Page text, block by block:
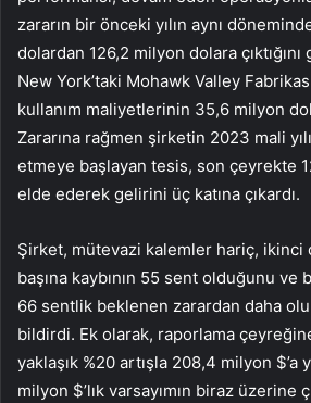
zararın bir önceki yılın aynı
dolardan 126,2 milyon dolara çıktığını
New York’taki Mohawk Valley
kullanım maliyetlerinin 35,6 milyon
Zararına rağmen şirketin 2023 mali
etmeye başlayan tesis, son çeyrekte
elde ederek gelirini üç katına çıkardı.
Şirket, mütevazi kalemler hariç, ikinci
başına kaybının 55 sent olduğunu ve
66 sentlik beklenen zarardan daha
bildirdi. Ek olarak, raporlama
yaklaşık %20 artışla 208,4 milyon $’a
milyon $’lık varsayımın biraz üzerine